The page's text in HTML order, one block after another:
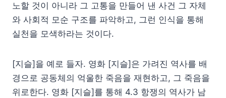
노할 것이 아니라 그 고통을 만들어 낸 사건 그 자체
와 사회적 모순 구조를 파악하고, 그런 인식을 통해
실천을 모색하라는 것이다.
[지슬]을 예로 들자. 영화 [지슬]은 가려진 역사를 배
경으로 공동체의 억울한 죽음을 재현하고, 그 죽음을
위로한다. 영화 [지슬]를 통해 4.3 항쟁의 역사가 남